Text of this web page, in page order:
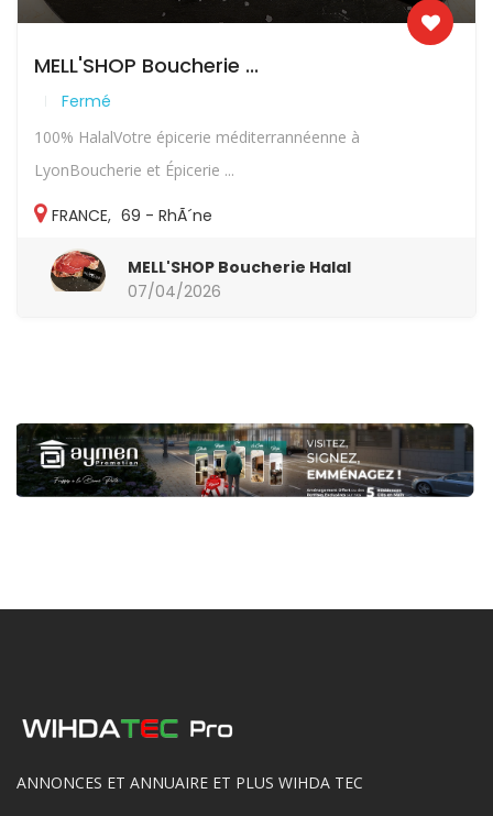
MELL'SHOP Boucherie ...
Fermé
100% HalalVotre épicerie méditerrannéenne à
LyonBoucherie et Épicerie ...
FRANCE, 69 - RhÃ´ne
MELL'SHOP Boucherie Halal
07/04/2026
ANNONCES ET ANNUAIRE ET PLUS WIHDA TEC